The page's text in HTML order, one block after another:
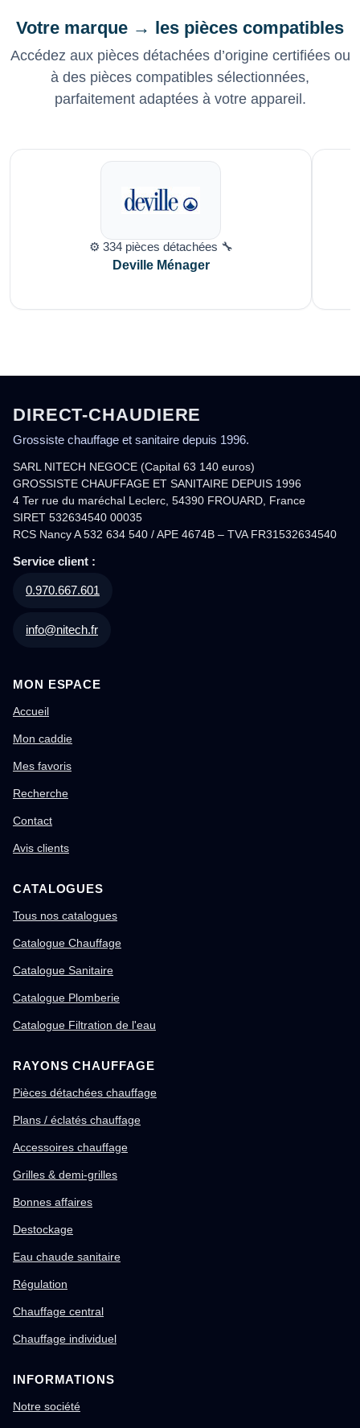
Votre marque → les pièces compatibles
Accédez aux pièces détachées d’origine certifiées ou
à des pièces compatibles sélectionnées,
parfaitement adaptées à votre appareil.
⚙️ 334 pièces détachées 🔧
Deville Ménager
DIRECT-CHAUDIERE
Grossiste chauffage et sanitaire depuis 1996.
SARL NITECH NEGOCE (Capital 63 140 euros)
GROSSISTE CHAUFFAGE ET SANITAIRE DEPUIS 1996
4 Ter rue du maréchal Leclerc, 54390 FROUARD, France
SIRET 532634540 00035
RCS Nancy A 532 634 540 / APE 4674B – TVA FR31532634540
Service client :
0.970.667.601
info@nitech.fr
MON ESPACE
Accueil
Mon caddie
Mes favoris
Recherche
Contact
Avis clients
CATALOGUES
Tous nos catalogues
Catalogue Chauffage
Catalogue Sanitaire
Catalogue Plomberie
Catalogue Filtration de l'eau
RAYONS CHAUFFAGE
Pièces détachées chauffage
Plans / éclatés chauffage
Accessoires chauffage
Grilles & demi-grilles
Bonnes affaires
Destockage
Eau chaude sanitaire
Régulation
Chauffage central
Chauffage individuel
INFORMATIONS
Notre société